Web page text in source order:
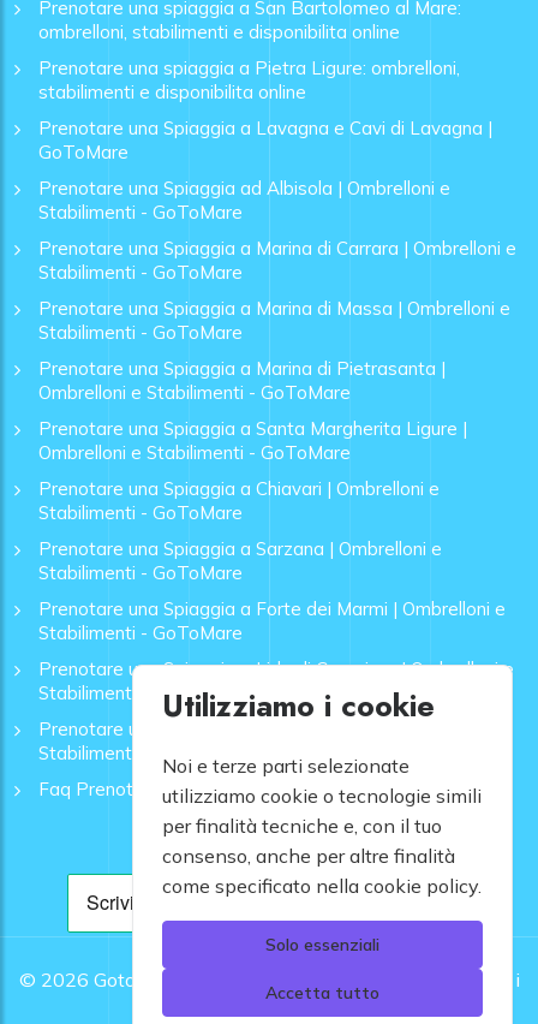
Prenotare una spiaggia a San Bartolomeo al Mare:
ombrelloni, stabilimenti e disponibilita online
Prenotare una spiaggia a Pietra Ligure: ombrelloni,
stabilimenti e disponibilita online
Prenotare una Spiaggia a Lavagna e Cavi di Lavagna |
GoToMare
Prenotare una Spiaggia ad Albisola | Ombrelloni e
Stabilimenti - GoToMare
Prenotare una Spiaggia a Marina di Carrara | Ombrelloni e
Stabilimenti - GoToMare
Prenotare una Spiaggia a Marina di Massa | Ombrelloni e
Stabilimenti - GoToMare
Prenotare una Spiaggia a Marina di Pietrasanta |
Ombrelloni e Stabilimenti - GoToMare
Prenotare una Spiaggia a Santa Margherita Ligure |
Ombrelloni e Stabilimenti - GoToMare
Prenotare una Spiaggia a Chiavari | Ombrelloni e
Stabilimenti - GoToMare
Prenotare una Spiaggia a Sarzana | Ombrelloni e
Stabilimenti - GoToMare
Prenotare una Spiaggia a Forte dei Marmi | Ombrelloni e
Stabilimenti - GoToMare
Prenotare una Spiaggia a Lido di Camaiore | Ombrelloni e
Stabilimenti - GoToMare
Prenotare una Spiaggia a Rapallo | Ombrelloni e
Stabilimenti - GoToMare
Faq Prenotazione Spiagge
© 2026 Gotomare srl - Partita IVA 12948810960 .
Tutti i
diritti riservati.
Utilizziamo i cookie
Noi e terze parti selezionate
utilizziamo cookie o tecnologie simili
per finalità tecniche e, con il tuo
consenso, anche per altre finalità
come specificato nella cookie policy.
Solo essenziali
Accetta tutto